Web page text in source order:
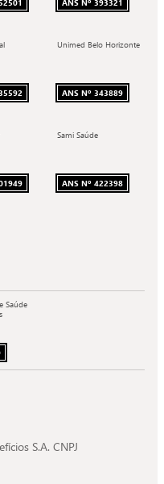
ANS Nº 393321
Unimed Belo Horizonte
ANS Nº 343889
Sami Saúde
ANS Nº 422398
Saúde
S.A. CNPJ